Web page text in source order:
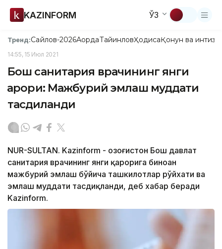
KAZINFORM ЎЗ
Тренд:Сайлов-2026АқордаТайинловҲодисаҚонун ва
14:55, 15 Июл 2021
Бош санитария врачининг янги
қарори: Мажбурий эмлаш муддати
тасдиқланди
NUR-SULTAN. Kazinform - Қозоғистон Бош давлат
санитария врачининг янги қарорига биноан
мажбурий эмлаш бўйича ташкилотлар рўйхати ва
эмлаш муддати тасдиқланди, деб хабар беради
Kazinform.